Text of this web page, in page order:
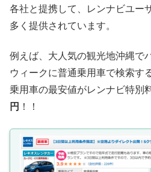
各社と提携して、レンナビユー
多く提供されています。
例えば、大人気の観光地沖縄で
ウィークに普通乗用車で検索す
乗用車の最安値がレンナビ特別
円 ！！